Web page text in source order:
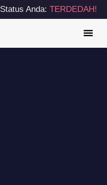
Status Anda: TERDEDAH!